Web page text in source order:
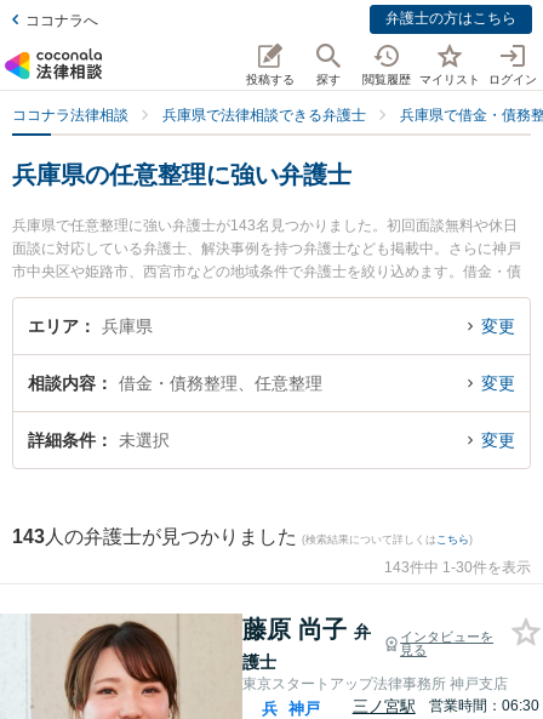
ココナラへ 弁護士の方はこちら
投稿する 探す 閲覧履歴 マイリスト ログイン
ココナラ法律相談 兵庫県で法律相談できる弁護士 兵庫県で借金・債務
兵庫県の任意整理に強い弁護士
兵庫県で任意整理に強い弁護士が143名見つかりました。初回面談無料や休日
面談に対応している弁護士、解決事例を持つ弁護士なども掲載中。さらに神戸
市中央区や姫路市、西宮市などの地域条件で弁護士を絞り込めます。借金・債
務整理に関係する消費者金融の債務整理やクレジット会社の債務整理、リボ払
いの債務整理等の細かな分野での絞り込み検索もでき便利です。特に東京スタ
フィール情報や弁護士費用、強みなどが注目されています。『兵庫県で土日や
夜間に発生した任意整理のトラブルを今すぐに弁護士に相談したい』『任意整
理のトラブル解決の実績豊富な近くの弁護士を検索したい』『初回相談無料で
エリア 兵庫県 変更
相談内容 借金・債務整理、任意整理 変更
詳細条件 未選択 変更
143 人の弁護士が見つかりました (検索結果について詳しくは こちら)
143件中 1-30件を表示
藤原 尚子 弁
護士
インタビューを
見る
東京スタートアップ法律事務所 神戸支店
兵 神戸
三ノ宮駅
営業時間：06:30